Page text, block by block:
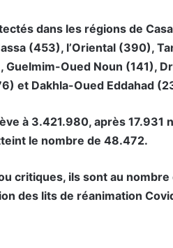
dans les régions de
(453), l’Oriental (390),
Oued Noun (141),
et Dakhla-Oued Eddahad
à 3.421.980, après 17.931
le nombre de 48.472.
critiques, ils sont au
des lits de réanimation